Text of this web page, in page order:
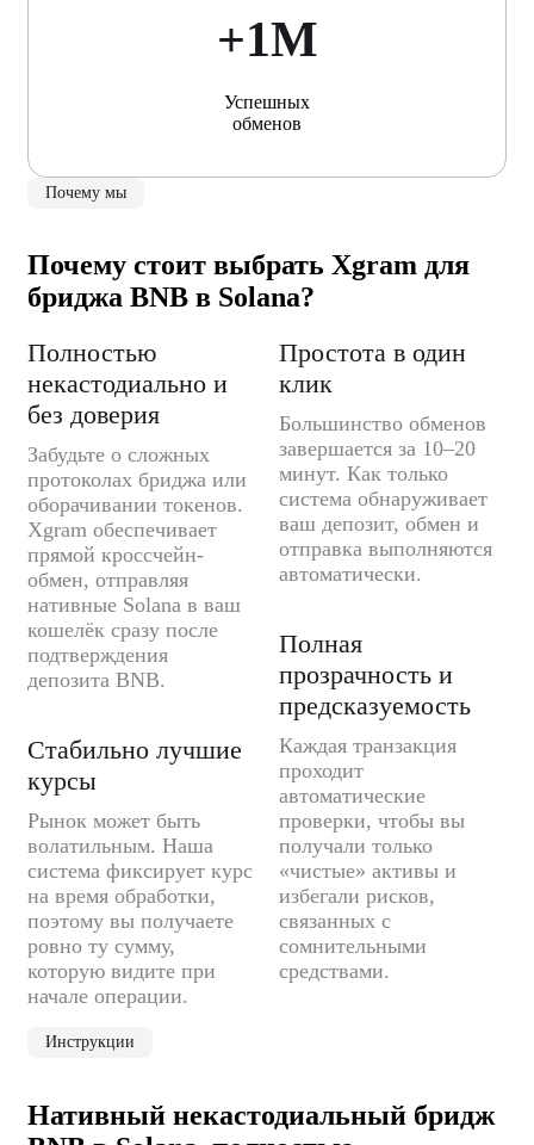
+1М
Успешных
обменов
Почему мы
Почему стоит выбрать Xgram для
бриджа BNB в Solana?
Полностью
некастодиально и
без доверия
Забудьте о сложных
протоколах бриджа или
оборачивании токенов.
Xgram обеспечивает
прямой кроссчейн-
обмен, отправляя
нативные Solana в ваш
кошелёк сразу после
подтверждения
депозита BNB.
Стабильно лучшие
курсы
Рынок может быть
волатильным. Наша
система фиксирует курс
на время обработки,
поэтому вы получаете
ровно ту сумму,
которую видите при
начале операции.
Простота в один
клик
Большинство обменов
завершается за 10–20
минут. Как только
система обнаруживает
ваш депозит, обмен и
отправка выполняются
автоматически.
Полная
прозрачность и
предсказуемость
Каждая транзакция
проходит
автоматические
проверки, чтобы вы
получали только
«чистые» активы и
избегали рисков,
связанных с
сомнительными
средствами.
Инструкции
Нативный некастодиальный бридж